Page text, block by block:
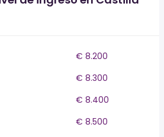
€ 8.200
€ 8.300
€ 8.400
€ 8.500